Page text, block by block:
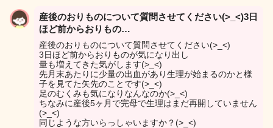
産後のおりものについて質問させてください(>_<)3日
ほど前からおりもの…
産後のおりものについて質問させてください(>_<)
3日ほど前からおりものが気になり出し
量も増えてきた気がします(>_<)
先月末あたりに少量の出血があり生理が始まるのかと様
子を見てた矢先のことです(>_<)
足のむくみも気になりなんなのか(>_<)
ちなみに産後5ヶ月で完母で生理はまだ再開していません
(>_<)
同じような方いらっしゃいますか？(>_<)